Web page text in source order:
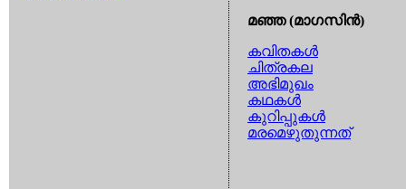
മഞ്ഞ (മാഗസിന്‍)
കവിതകള്‍
ചിത്രകല
അഭിമുഖം
കഥകള്‍
കുറിപ്പുകള്‍
മരമെഴുതുന്നത്